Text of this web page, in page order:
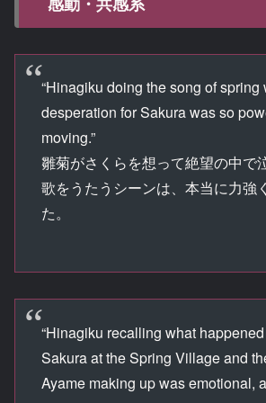
“Hinagiku doing the song of
desperation for Sakura was so
moving.”
雛菊がさくらを想って絶望の中で
歌をうたうシーンは、本当に力強
た。
“Hinagiku recalling what
Sakura at the Spring Village and
Ayame making up was emotional,